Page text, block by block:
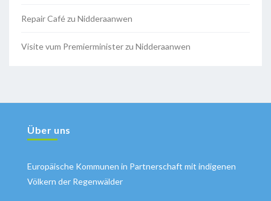
Repair Café zu Nidderaanwen
Visite vum Premierminister zu Nidderaanwen
Über uns
Europäische Kommunen in Partnerschaft mit indigenen
Völkern der Regenwälder